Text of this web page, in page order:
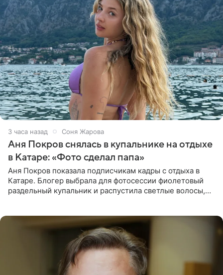
3 часа назад Соня Жарова
Аня Покров снялась в купальнике на отдыхе
в Катаре: «Фото сделал папа»
Аня Покров показала подписчикам кадры с отдыха в
Катаре. Блогер выбрала для фотосессии фиолетовый
раздельный купальник и распустила светлые волосы,